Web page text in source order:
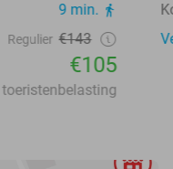
9 min.
Regulier €143
€105